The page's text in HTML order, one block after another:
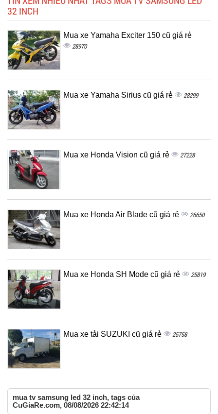
32 INCH
Mua xe Yamaha Exciter 150 cũ giá rẻ
28970
Mua xe Yamaha Sirius cũ giá rẻ 28299
Mua xe Honda Vision cũ giá rẻ 27228
Mua xe Honda Air Blade cũ giá rẻ 26650
Mua xe Honda SH Mode cũ giá rẻ 25819
Mua xe tải SUZUKI cũ giá rẻ 25758
mua tv samsung led 32 inch, tags của
CuGiaRe.com, 08/08/2026 22:42:14